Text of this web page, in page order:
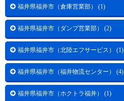
福井県福井市（倉庫営業部） (1)
福井県福井市（ダンプ営業部） (2)
福井県福井市（北陸エフサービス） (1)
福井県福井市（福井物流センター） (4)
福井県福井市（ホクトラ福井） (1)